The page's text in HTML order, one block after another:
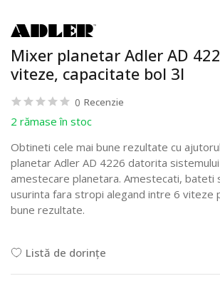
Mixer planetar Adler AD
viteze, capacitate bol 3l
0 Recenzie
2 rămase în stoc
Obtineti cele mai bune rezultate cu
planetar Adler AD 4226 datorita
amestecare planetara. Amestecati, bateti
usurinta fara stropi alegand intre 6 viteze
bune rezultate.
Listă de dorințe